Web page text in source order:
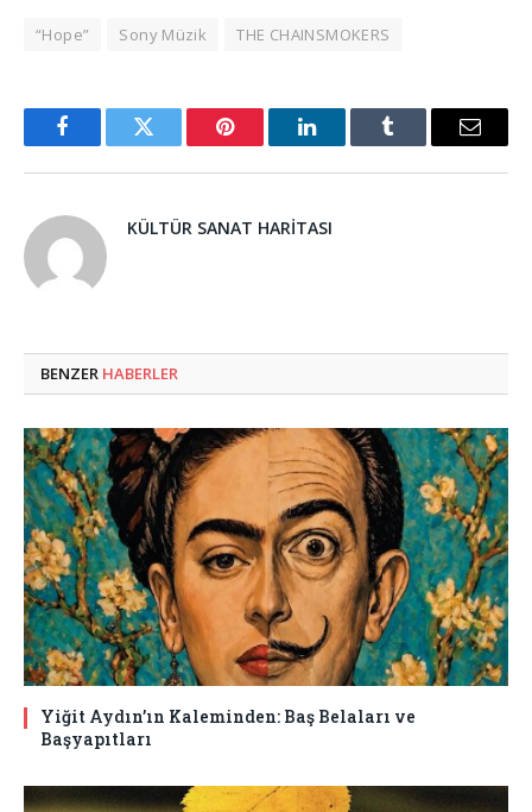
“Hope” Sony Müzik THE CHAINSMOKERS
FacebookTwitter Pinterest LinkedInTumblr Email
KÜLTÜR SANAT HARITASI
BENZER HABERLER
Yiğit Aydın’ın Kaleminden: Baş Belaları ve
Başyapıtları